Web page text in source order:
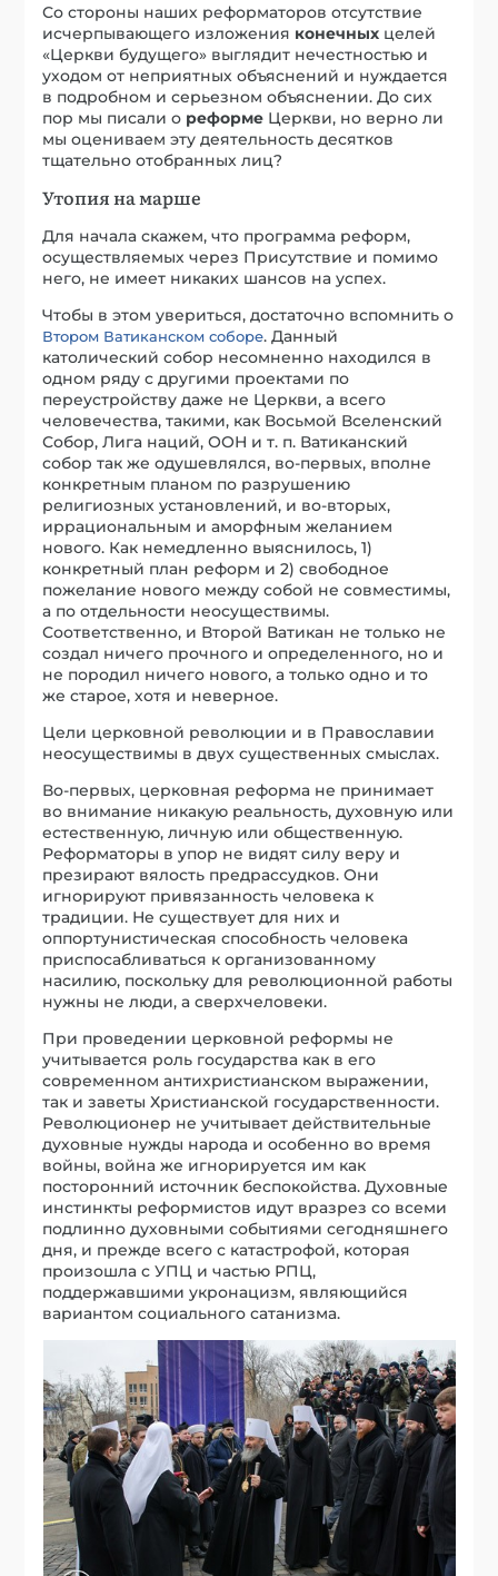
Со стороны наших реформаторов отсутствие
исчерпывающего изложения конечных целей
«Церкви будущего» выглядит нечестностью и
уходом от неприятных объяснений и нуждается
в подробном и серьезном объяснении. До сих
пор мы писали о реформе Церкви, но верно ли
мы оцениваем эту деятельность десятков
тщательно отобранных лиц?
Утопия на марше
Для начала скажем, что программа реформ,
осуществляемых через Присутствие и помимо
него, не имеет никаких шансов на успех.
Чтобы в этом увериться, достаточно вспомнить о
Втором Ватиканском соборе. Данный
католический собор несомненно находился в
одном ряду с другими проектами по
переустройству даже не Церкви, а всего
человечества, такими, как Восьмой Вселенский
Собор, Лига наций, ООН и т. п. Ватиканский
собор так же одушевлялся, во-первых, вполне
конкретным планом по разрушению
религиозных установлений, и во-вторых,
иррациональным и аморфным желанием
нового. Как немедленно выяснилось, 1)
конкретный план реформ и 2) свободное
пожелание нового между собой не совместимы,
а по отдельности неосуществимы.
Соответственно, и Второй Ватикан не только не
создал ничего прочного и определенного, но и
не породил ничего нового, а только одно и то
же старое, хотя и неверное.
Цели церковной революции и в Православии
неосуществимы в двух существенных смыслах.
Во-первых, церковная реформа не принимает
во внимание никакую реальность, духовную или
естественную, личную или общественную.
Реформаторы в упор не видят силу веру и
презирают вялость предрассудков. Они
игнорируют привязанность человека к
традиции. Не существует для них и
оппортунистическая способность человека
приспосабливаться к организованному
насилию, поскольку для революционной работы
нужны не люди, а сверхчеловеки.
При проведении церковной реформы не
учитывается роль государства как в его
современном антихристианском выражении,
так и заветы Христианской государственности.
Революционер не учитывает действительные
духовные нужды народа и особенно во время
войны, война же игнорируется им как
посторонний источник беспокойства. Духовные
инстинкты реформистов идут вразрез со всеми
подлинно духовными событиями сегодняшнего
дня, и прежде всего с катастрофой, которая
произошла с УПЦ и частью РПЦ,
поддержавшими укронацизм, являющийся
вариантом социального сатанизма.